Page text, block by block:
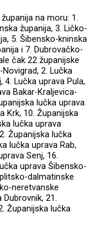
na moru: 1.
županija, 3. Ličko-
5. Šibensko-kninska
i 7. Dubrovačko-
čak 22 županijske
2. Lučka
4. Lučka uprava Pula,
Bakar-Kraljevica-
lučka uprava
Krk, 10. Županijska
lučka uprava
Županijska lučka
lučka uprava Rab,
Senj, 16.
uprava Šibensko-
dalmatinske
neretvanske
21.
Županijska lučka